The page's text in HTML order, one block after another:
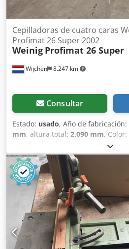
Wijchen 8.247 km
Cepilladoras de cuatro caras
Profimat 26 Super 2002
Weinig Profimat 26 Super
Consultar
Estado: usado, Año de fabricación:
mm, altura total: 2.090 mm,
x ancho x alto): 160 x 766 x 209
caras Weinig Profimat 26 S, 6
2002 Número de máquina: 95514
mínima/máxima: 8/120 mm Ancho
mínimo/máximo: 20/230 mm
m/min Velocidad del husillo:
husillo: 40 mm Motores: 1. Husillo
Husillo – izquierda/derecha … kW
kW 5. Husillo – superior a 11 kW
Dimensiones: 3900 x 1800 x 1900